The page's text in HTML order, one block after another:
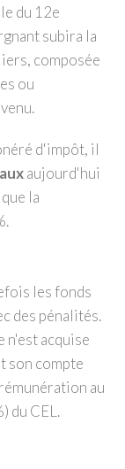
du 12e
subira la
composée
ou
d'impôt, il
aujourd'hui
la
les fonds
des pénalités.
n'est acquise
son compte
au
du CEL.